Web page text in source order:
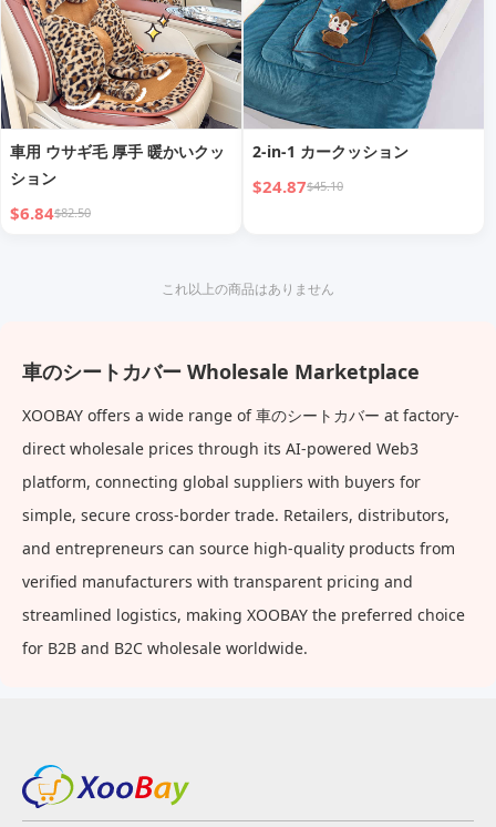
車用 ウサギ毛 厚手 暖かいクッ
ション
$6.84$82.50
2-in-1 カークッション
$24.87$45.10
これ以上の商品はありません
車のシートカバー Wholesale Marketplace
XOOBAY offers a wide range of 車のシートカバー at factory-
direct wholesale prices through its AI-powered Web3
platform, connecting global suppliers with buyers for
simple, secure cross-border trade. Retailers, distributors,
and entrepreneurs can source high-quality products from
verified manufacturers with transparent pricing and
streamlined logistics, making XOOBAY the preferred choice
for B2B and B2C wholesale worldwide.